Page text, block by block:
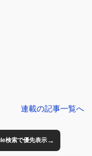
連載の記事一覧へ
検索で優先表示→